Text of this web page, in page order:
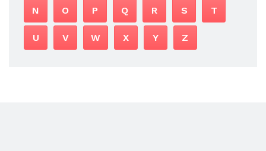
N O P Q R S T
U V W X Y Z